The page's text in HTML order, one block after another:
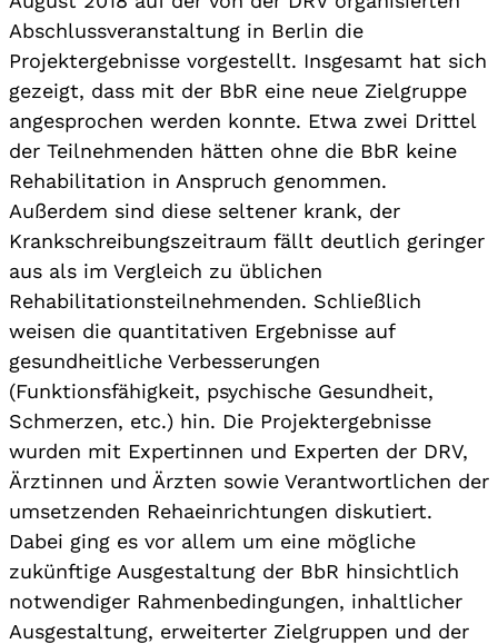
Abschlussveranstaltung in Berlin die
Projektergebnisse vorgestellt. Insgesamt hat sich
gezeigt, dass mit der BbR eine neue Zielgruppe
angesprochen werden konnte. Etwa zwei Drittel
der Teilnehmenden hätten ohne die BbR keine
Rehabilitation in Anspruch genommen.
Außerdem sind diese seltener krank, der
Krankschreibungszeitraum fällt deutlich geringer
aus als im Vergleich zu üblichen
Rehabilitationsteilnehmenden. Schließlich
weisen die quantitativen Ergebnisse auf
gesundheitliche Verbesserungen
(Funktionsfähigkeit, psychische Gesundheit,
Schmerzen, etc.) hin. Die Projektergebnisse
wurden mit Expertinnen und Experten der DRV,
Ärztinnen und Ärzten sowie Verantwortlichen der
umsetzenden Rehaeinrichtungen diskutiert.
Dabei ging es vor allem um eine mögliche
zukünftige Ausgestaltung der BbR hinsichtlich
notwendiger Rahmenbedingungen, inhaltlicher
Ausgestaltung, erweiterter Zielgruppen und der